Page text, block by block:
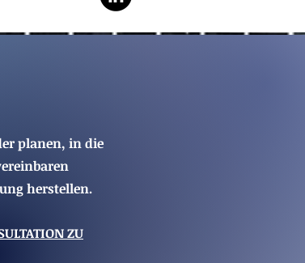
planen, in die
herstellen.
ZU